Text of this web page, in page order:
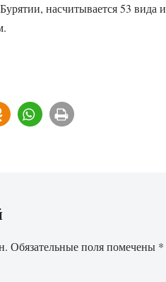
насчитывается 53 вида и
Обязательные поля помечены *